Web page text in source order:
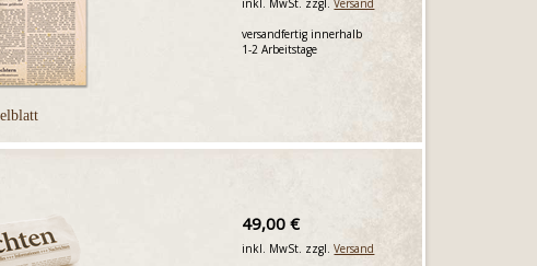
inkl. MwSt. zzgl.Versand
versandfertig innerhalb
1-2 Arbeitstage
49,00 €
inkl. MwSt. zzgl.Versand